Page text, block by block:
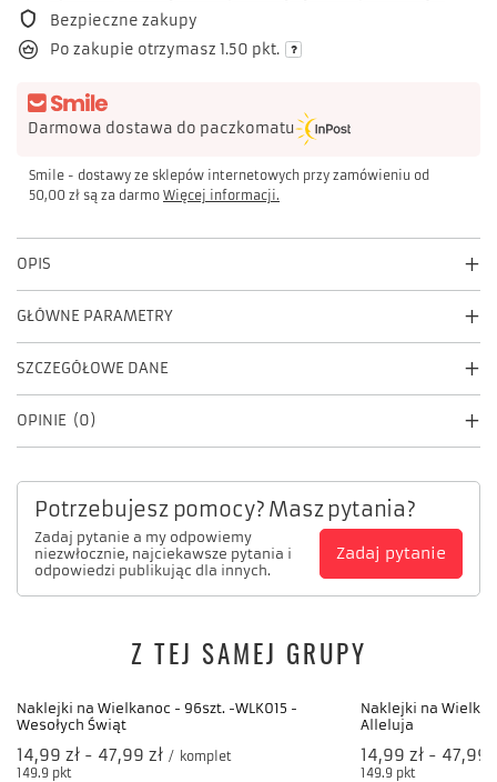
Bezpieczne zakupy
Po zakupie otrzymasz 1.50 pkt.
Darmowa dostawa do paczkomatu
Smile - dostawy ze sklepów internetowych przy zamówieniu od
50,00 zł są za darmo Więcej informacji.
OPIS
GŁÓWNE PARAMETRY
SZCZEGÓŁOWE DANE
OPINIE (0)
Potrzebujesz pomocy? Masz pytania?
Zadaj pytanie a my odpowiemy
niezwłocznie, najciekawsze pytania i
odpowiedzi publikując dla innych.
Zadaj pytanie
Z TEJ SAMEJ GRUPY
Naklejki na
Alleluja
od
14,99 zł - do
47,99
149.9 pkt